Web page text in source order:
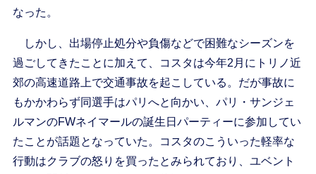
なった。
しかし、出場停止処分や負傷などで困難なシーズンを
過ごしてきたことに加えて、コスタは今年2月にトリノ近
郊の高速道路上で交通事故を起こしている。だが事故に
もかかわらず同選手はパリへと向かい、パリ・サンジェ
ルマンのFWネイマールの誕生日パーティーに参加してい
たことが話題となっていた。コスタのこういった軽率な
行動はクラブの怒りを買ったとみられており、ユベント